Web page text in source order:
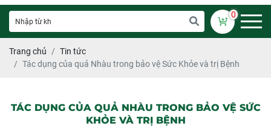
0
Trang chủ
Tin tức
Tác dụng của quả Nhàu trong bảo vệ Sức Khỏe và trị Bệnh
TÁC DỤNG CỦA QUẢ NHÀU TRONG BẢO VỆ SỨC
KHỎE VÀ TRỊ BỆNH